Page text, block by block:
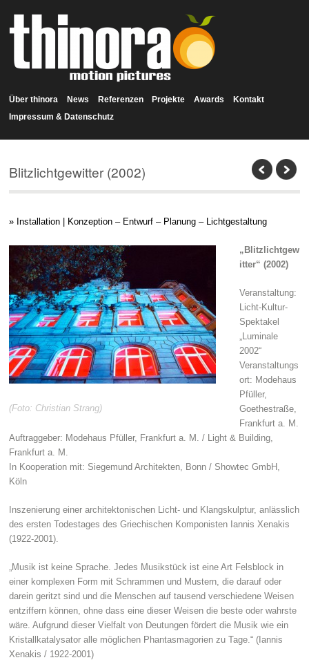
Über thinora News Referenzen Projekte Awards
Kontakt
Impressum & Datenschutz
Blitzlichtgewitter (2002)
» Installation | Konzeption – Entwurf – Planung – Lichtgestaltung
(Foto: Christian Strang)
„Blitzlichtgew
itter“ (2002)
Veranstaltung:
Licht-Kultur-
Spektakel
„Luminale
2002“
Veranstaltungs
ort: Modehaus
Pfüller,
Goethestraße,
Frankfurt a. M.
Auftraggeber: Modehaus Pfüller, Frankfurt a. M. / Light & Building,
Frankfurt a. M.
In Kooperation mit: Siegemund Architekten, Bonn / Showtec GmbH,
Köln
Inszenierung einer architektonischen Licht- und Klangskulptur, anlässlich
des ersten Todestages des Griechischen Komponisten Iannis Xenakis
(1922-2001).
„Musik ist keine Sprache. Jedes Musikstück ist eine Art Felsblock in
einer komplexen Form mit Schrammen und Mustern, die darauf oder
darein geritzt sind und die Menschen auf tausend verschiedene Weisen
entziffern können, ohne dass eine dieser Weisen die beste oder wahrste
wäre. Aufgrund dieser Vielfalt von Deutungen fördert die Musik wie ein
Kristallkatalysator alle möglichen Phantasmagorien zu Tage.“ (Iannis
Xenakis / 1922-2001)